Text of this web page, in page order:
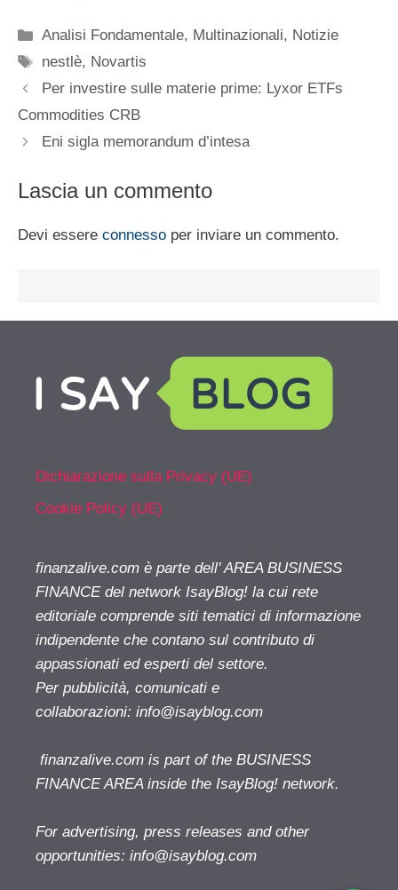
Categorie
Analisi Fondamentale, Multinazionali, Notizie
Tag
nestlè, Novartis
Per investire sulle materie prime: Lyxor ETFs
Commodities CRB
Eni sigla memorandum d’intesa
Lascia un commento
Devi essere connesso per inviare un commento.
Dichiarazione sulla Privacy (UE)
Cookie Policy (UE)
finanzalive.com è parte dell' AREA BUSINESS
FINANCE del network IsayBlog! la cui rete
editoriale comprende siti tematici di informazione
indipendente che contano sul contributo di
appassionati ed esperti del settore.
Per pubblicità, comunicati e
collaborazioni: info@isayblog.com
finanzalive.com is part of the BUSINESS
FINANCE AREA inside the IsayBlog! network.
For advertising, press releases and other
opportunities: info@isayblog.com